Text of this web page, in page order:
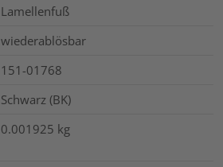
Lamellenfuß
wiederablösbar
151-01768
Schwarz (BK)
0.001925 kg